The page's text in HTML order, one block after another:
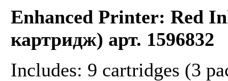
Enhanced Printer: Red
картридж) арт. 1596832
Includes: 9 cartridges (3